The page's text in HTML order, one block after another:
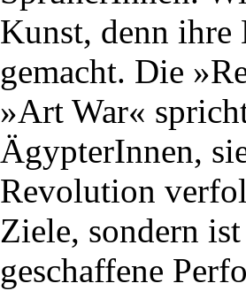
Kunst, denn
gemacht. Die
»Art War«
ÄgypterInnen,
Revolution
Ziele, sondern
geschaffene